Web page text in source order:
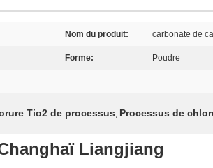
Nom du produit: carbonate de
Forme: Poudre
Tio2 de processus, Processus de
Liangjiang